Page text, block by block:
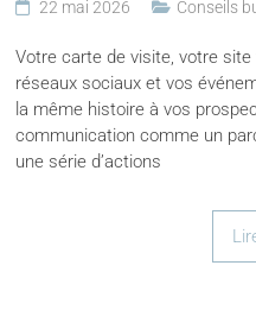
22 mai 2026 Conseils
Votre carte de visite, votre
réseaux sociaux et vos
la même histoire à vos
communication comme un
une série d’actions